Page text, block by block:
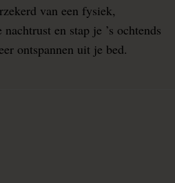
van een fysiek,
en stap je ’s ochtends
ontspannen uit je bed.